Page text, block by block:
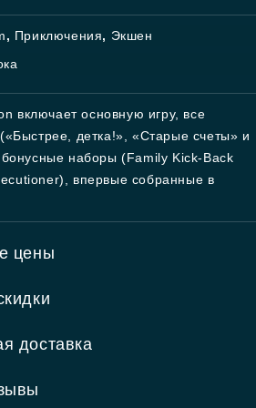
, Приключения, Экшен
включает основную игру, все
детка!», «Старые счеты» и
наборы (Family Kick-Back
впервые собранные в
цены
доставка